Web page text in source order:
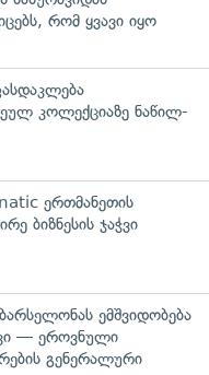
რომ ყვავი იყო
კოლექციაზე ნაწილ-
ერთმანეთის
ბიზნესის ჯაჭვი
ემშვიდობება
— ეროვნული
გენერალური